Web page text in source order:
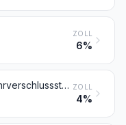
ZOLL
6%
Rohrformstücke, Rohrverschlussstücke und Rohrverbindungsstücke (z. B. Bogen, Muffen), aus Aluminium ZOLL
4%